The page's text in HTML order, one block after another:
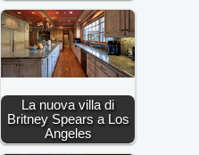
La nuova villa di
Britney Spears a Los
Angeles